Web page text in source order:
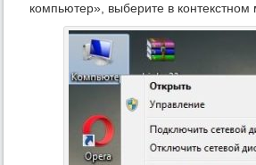
компьютер», выберите в